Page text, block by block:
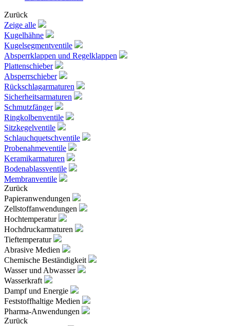
Zurück
Zeige alle
Kugelhähne
Kugelsegmentventile
Absperrklappen und Regelklappen
Plattenschieber
Absperrschieber
Rückschlagarmaturen
Sicherheitsarmaturen
Schmutzfänger
Ringkolbenventile
Sitzkegelventile
Schlauchquetschventile
Probenahmeventile
Keramikarmaturen
Bodenablassventile
Membranventile
Zurück
Papieranwendungen
Zellstoffanwendungen
Hochtemperatur
Hochdruckarmaturen
Tieftemperatur
Abrasive Medien
Chemische Beständigkeit
Wasser und Abwasser
Wasserkraft
Dampf und Energie
Feststoffhaltige Medien
Pharma-Anwendungen
Zurück